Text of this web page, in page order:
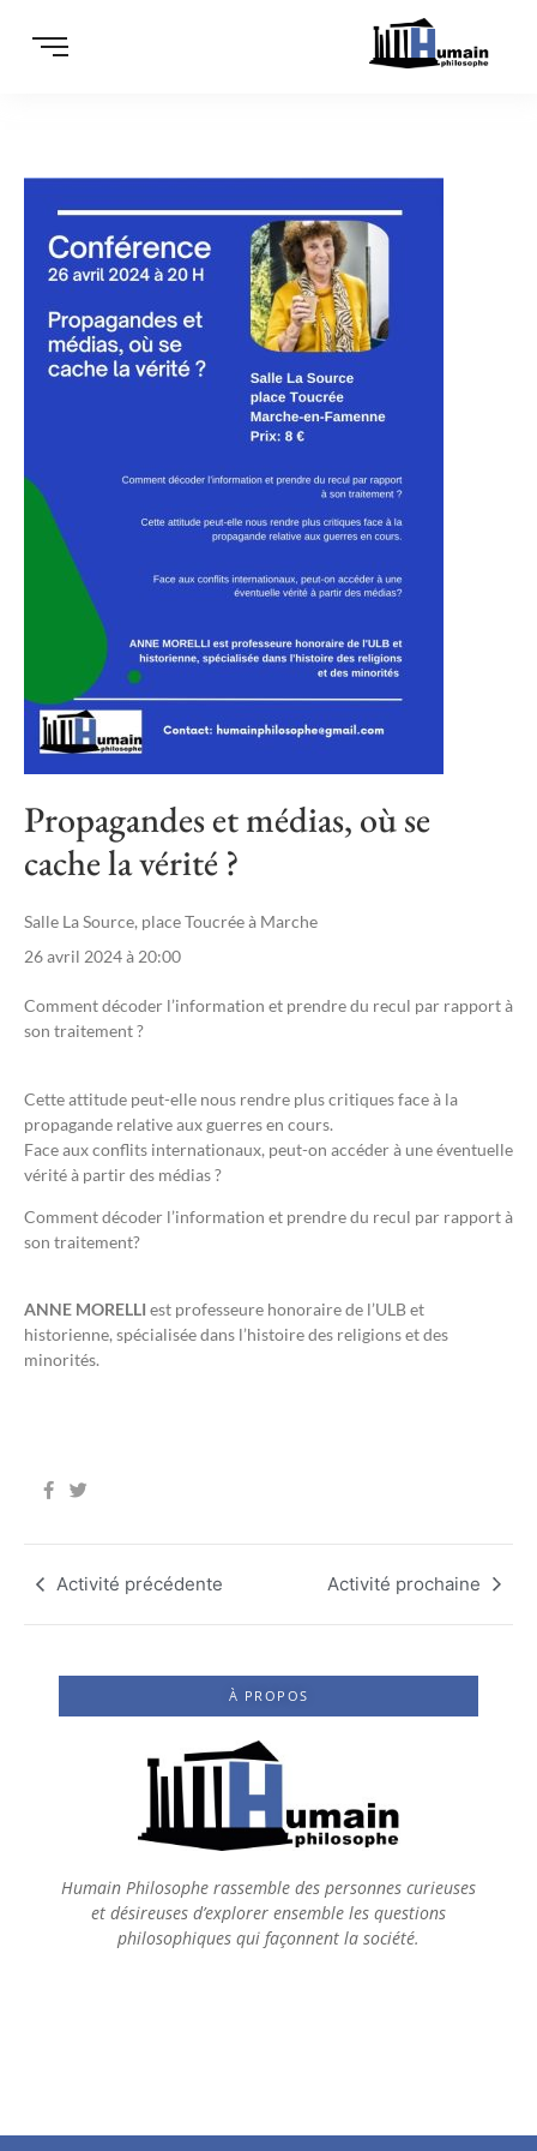
Propagandes et médias, où se
cache la vérité ?
Salle La Source, place Toucrée à Marche
26 avril 2024 à 20:00
Comment décoder l’information et prendre du recul par rapport à
son traitement ?
Cette attitude peut-elle nous rendre plus critiques face à la
propagande relative aux guerres en cours.
Face aux conflits internationaux, peut-on accéder à une éventuelle
vérité à partir des médias ?
Comment décoder l’information et prendre du recul par rapport à
son traitement?
ANNE MORELLI est professeure honoraire de l’ULB et
historienne, spécialisée dans l’histoire des religions et des
minorités.
Activité précédente Activité prochaine
À PROPOS
Humain Philosophe rassemble des personnes curieuses
et désireuses d’explorer ensemble les questions
philosophiques qui façonnent la société.